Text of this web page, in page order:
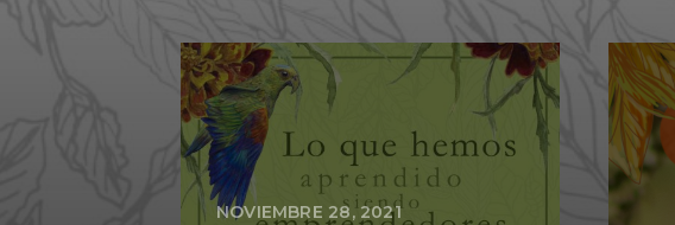
NOVIEMBRE 28, 2021